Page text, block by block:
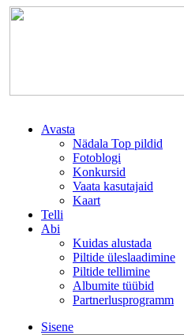
Avasta
Nädala Top pildid
Fotoblogi
Konkursid
Vaata kasutajaid
Kaart
Telli
Abi
Kuidas alustada
Piltide üleslaadimine
Piltide tellimine
Albumite tüübid
Partnerlusprogramm
Sisene